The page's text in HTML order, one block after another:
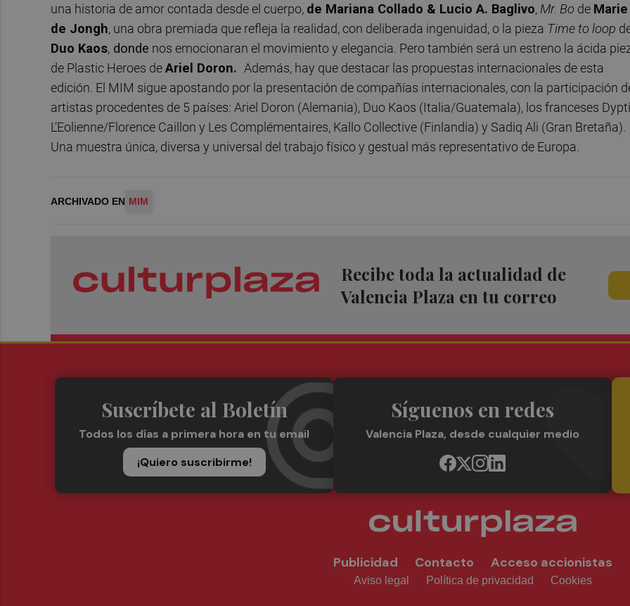
una historia de amor contada desde el cuerpo, de Mariana Collado & Lucio A. Baglivo, Mr. Bo de Marie
de Jongh, una obra premiada que refleja la realidad, con deliberada ingenuidad, o la pieza Time to loop
Duo Kaos, donde nos emocionaran el movimiento y elegancia. Pero también será un estreno la ácida
de Plastic Heroes deAriel Doron. Además, hay que destacar las propuestas internacionales de esta
edición. El MIM sigue apostando por la presentación de compañías internacionales, con la participación
artistas procedentes de 5 países: Ariel Doron (Alemania), Duo Kaos (Italia/Guatemala), los franceses
L’Eolienne/Florence Caillon y Les Complémentaires, Kallo Collective (Finlandia) y Sadiq Ali (Gran Bretaña).
Una muestra única, diversa y universal del trabajo físico y gestual más representativo de Europa.
ARCHIVADO EN MIM
Recibe toda la actualidad de
Valencia Plaza en tu correo
Suscríbete al Boletín
Todos los días a primera hora en tu email
¡Quiero suscribirme!
Síguenos en redes
Valencia Plaza, desde cualquier medio
Publicidad Contacto Acceso accionistas
Aviso legal Política de privacidad Cookies